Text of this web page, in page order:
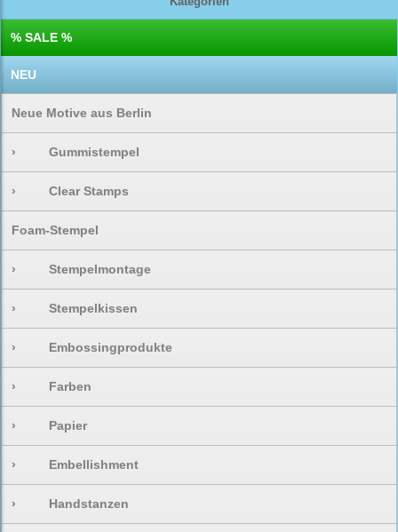
% SALE %
NEU
Neue Motive aus Berlin
› Gummistempel
› Clear Stamps
Foam-Stempel
› Stempelmontage
› Stempelkissen
› Embossingprodukte
› Farben
› Papier
› Embellishment
› Handstanzen